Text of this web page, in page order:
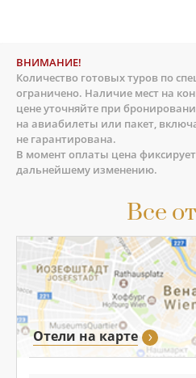
Все
Отели на карте
ВНИМАНИЕ!
Количество готовых туров по
ограничено. Наличие мест на
цене уточняйте при
на авиабилеты или пакет,
не гарантирована.
В момент оплаты цена
дальнейшему изменению.